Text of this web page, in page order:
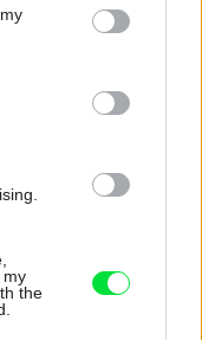
You may click to
third-party tags to
in below Google
my
the
som získal